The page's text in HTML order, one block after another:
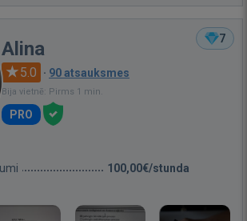
7
Alina
5.0 · 90 atsauksmes
Bija vietnē: Pirms 1 min.
PRO
100,00€/stunda